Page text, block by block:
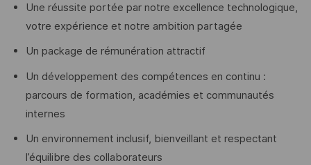
Une réussite portée par notre excellence technologique,
votre expérience et notre ambition partagée
Un package de rémunération attractif
Un développement des compétences en continu :
parcours de formation, académies et communautés
internes
Un environnement inclusif, bienveillant et respectant
l’équilibre des collaborateurs